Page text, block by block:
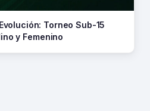
Torneo Sub-15
y Femenino